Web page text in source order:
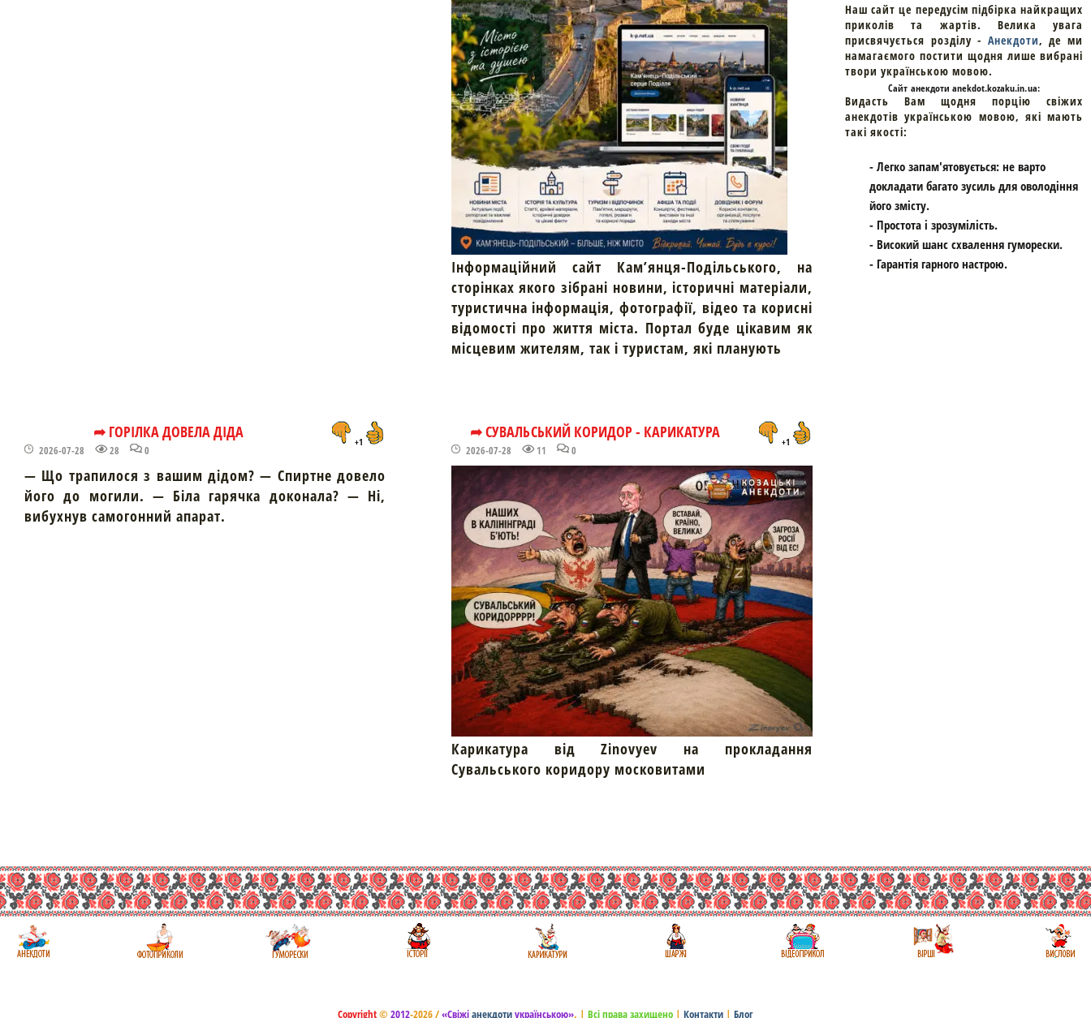
Інформаційний сайт Кам’янця-Подільського, на
сторінках якого зібрані новини, історичні матеріали,
туристична інформація, фотографії, відео та корисні
відомості про життя міста. Портал буде цікавим як
місцевим жителям, так і туристам, які планують
➦ ГОРІЛКА ДОВЕЛА ДІДА
2026-07-28 28 0
+1
— Що трапилося з вашим дідом? — Спиртне довело
його до могили. — Біла гарячка доконала? — Ні,
вибухнув самогонний апарат.
➦ СУВАЛЬСЬКИЙ КОРИДОР - КАРИКАТУРА
2026-07-28 11 0
+1
Карикатура від Zinovyev на прокладання
Сувальського коридору московитами
Наш сайт це передусім підбірка найкращих
приколів та жартів. Велика увага
присвячується розділу - Анекдоти, де ми
намагаємого постити щодня лише вибрані
твори українською мовою.
Cайт анекдоти anekdot.kozaku.in.ua:
Видасть Вам щодня порцію свіжих
анекдотів українською мовою, які мають
такі якості:
- Легко запам'ятовується: не варто
докладати багато зусиль для оволодіння
його змісту.
- Простота і зрозумілість.
- Високий шанс схвалення гуморески.
- Гарантія гарного настрою.
Copyright© 2012-2026 /«Свіжіанекдотиукраїнською». | Всі права захищено | Контакти | Блог